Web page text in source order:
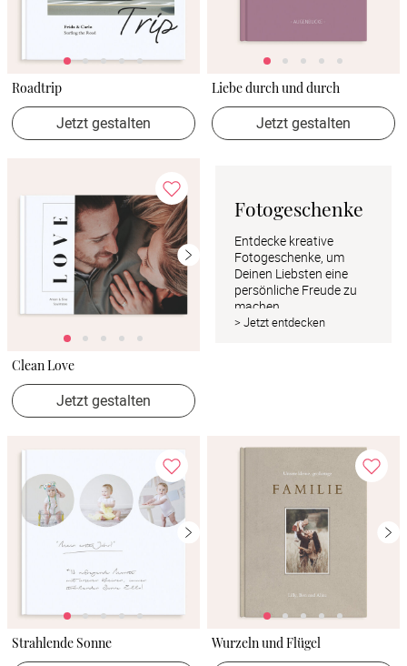
Roadtrip
Jetzt gestalten
Liebe durch und durch
Jetzt gestalten
Clean Love
Jetzt gestalten
Fotogeschenke
Entdecke kreative
Fotogeschenke, um
Deinen Liebsten eine
persönliche Freude zu
machen
> Jetzt entdecken
Strahlende Sonne Wurzeln und Flügel